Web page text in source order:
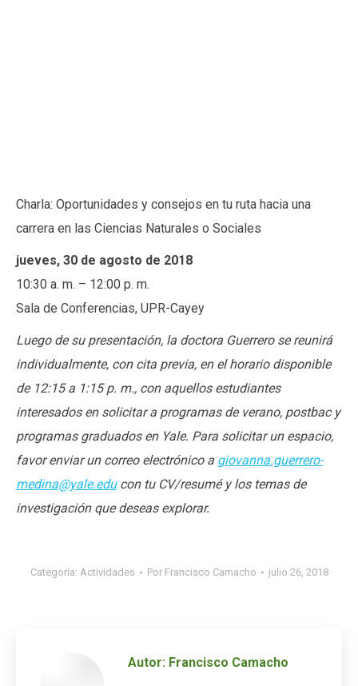
Charla: Oportunidades y consejos en tu ruta hacia una
carrera en las Ciencias Naturales o Sociales
jueves, 30 de agosto de 2018
10:30 a. m. – 12:00 p. m.
Sala de Conferencias, UPR-Cayey
Luego de su presentación, la doctora Guerrero se reunirá
individualmente, con cita previa, en el horario disponible
de 12:15 a 1:15 p. m., con aquellos estudiantes
interesados en solicitar a programas de verano, postbac y
programas graduados en Yale. Para solicitar un espacio,
favor enviar un correo electrónico a giovanna.guerrero-
medina@yale.educon tu CV/resumé y los temas de
investigación que deseas explorar.
Categoría: Actividades Por Francisco Camacho julio 26, 2018
Autor: Francisco Camacho